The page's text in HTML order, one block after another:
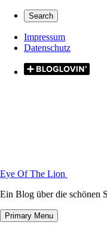
Skip
content
Secondary
left
navigation
Search
Impressum
Datenschutz
Secondary
Eye Of The Lion
Ein Blog über die schönen
Primary Menu